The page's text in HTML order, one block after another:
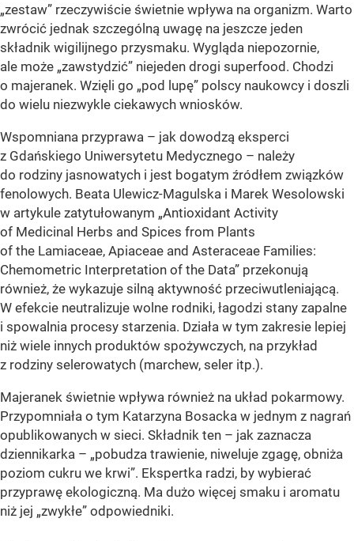
„zestaw” rzeczywiście świetnie wpływa na organizm. Warto
zwrócić jednak szczególną uwagę na jeszcze jeden
składnik wigilijnego przysmaku. Wygląda niepozornie,
ale może „zawstydzić” niejeden drogi superfood. Chodzi
o majeranek. Wzięli go „pod lupę” polscy naukowcy i doszli
do wielu niezwykle ciekawych wniosków.
Wspomniana przyprawa – jak dowodzą eksperci
z Gdańskiego Uniwersytetu Medycznego – należy
do rodziny jasnowatych i jest bogatym źródłem związków
fenolowych. Beata Ulewicz-Magulska i Marek Wesolowski
w artykule zatytułowanym „Antioxidant Activity
of Medicinal Herbs and Spices from Plants
of the Lamiaceae, Apiaceae and Asteraceae Families:
Chemometric Interpretation of the Data” przekonują
również, że wykazuje silną aktywność przeciwutleniającą.
W efekcie neutralizuje wolne rodniki, łagodzi stany zapalne
i spowalnia procesy starzenia. Działa w tym zakresie lepiej
niż wiele innych produktów spożywczych, na przykład
z rodziny selerowatych (marchew, seler itp.).
Majeranek świetnie wpływa również na układ pokarmowy.
Przypomniała o tym Katarzyna Bosacka w jednym z nagrań
opublikowanych w sieci. Składnik ten – jak zaznacza
dziennikarka – „pobudza trawienie, niweluje zgagę, obniża
poziom cukru we krwi”. Ekspertka radzi, by wybierać
przyprawę ekologiczną. Ma dużo więcej smaku i aromatu
niż jej „zwykłe” odpowiedniki.